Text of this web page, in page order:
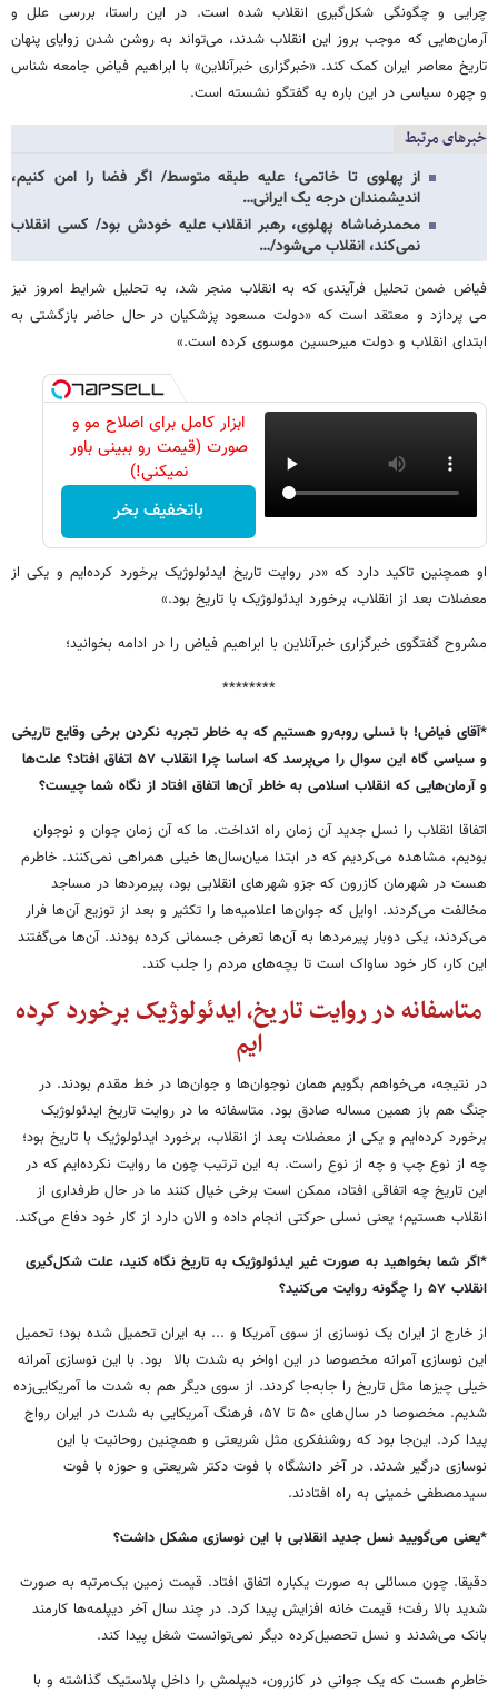
چرایی و چگونگی شکل‌گیری انقلاب شده است. در این راستا، بررسی علل و
آرمان‌هایی که موجب بروز این انقلاب شدند، می‌تواند به روشن شدن زوایای پنهان
تاریخ معاصر ایران کمک کند. «خبرگزاری خبرآنلاین» با ابراهیم فیاض جامعه شناس
و چهره سیاسی در این باره به گفتگو نشسته است.
خبرهای مرتبط
از پهلوی تا خاتمی؛ علیه طبقه متوسط/ اگر فضا را امن کنیم،
اندیشمندان درجه یک ایرانی…
محمدرضاشاه‌ پهلوی، رهبر انقلاب علیه خودش بود/ کسی انقلاب
نمی‌کند، انقلاب می‌شود/…
فیاض ضمن تحلیل فرآیندی که به انقلاب منجر شد، به تحلیل شرایط امروز نیز
می پردازد و معتقد است که «دولت مسعود پزشکیان در حال حاضر بازگشتی به
ابتدای انقلاب و دولت میرحسین موسوی کرده است.»
ابزار کامل برای اصلاح مو و
صورت (قیمت رو ببینی باور
نمیکنی!)
باتخفیف بخر
او همچنین تاکید دارد که «در روایت تاریخ ایدئولوژیک برخورد کرده‌ایم و یکی از
معضلات بعد از انقلاب، برخورد ایدئولوژیک با تاریخ بود.»
مشروح گفتگوی خبرگزاری خبرآنلاین با ابراهیم فیاض را در ادامه بخوانید؛
********
*آقای فیاض! با نسلی روبهرو هستیم که به خاطر تجربه نکردن برخی وقایع تاریخی
و سیاسی گاه این سوال را می‌پرسد که اساسا چرا انقلاب ۵۷ اتفاق افتاد؟ علت‌ها
و آرمان‌هایی که انقلاب اسلامی به خاطر آن‌ها اتفاق افتاد از نگاه شما چیست؟
اتفاقا انقلاب را نسل جدید آن زمان راه انداخت. ما که آن زمان جوان و نوجوان
بودیم، مشاهده می‌کردیم که در ابتدا میانسالها خیلی همراهی نمی‌کنند. خاطرم
هست در شهرمان کازرون که جزو شهرهای انقلابی بود، پیرمردها در مساجد
مخالفت میکردند. اوایل که جوان‌ها اعلامیه‌ها را تکثیر و بعد از توزیع آن‌ها فرار
می‌کردند، یکی دوبار پیرمردها به آن‌ها تعرض جسمانی کرده بودند. آن‌ها میگفتند
این کار، کار خود ساواک است تا بچههای مردم را جلب کند.
متاسفانه در روایت تاریخ، ایدئولوژیک برخورد کرده
ایم
در نتیجه، میخواهم بگویم همان نوجوانها و جوانها در خط مقدم بودند. در
جنگ هم باز همین مساله صادق بود. متاسفانه ما در روایت تاریخ ایدئولوژیک
برخورد کرده‌ایم و یکی از معضلات بعد از انقلاب، برخورد ایدئولوژیک با تاریخ بود؛
چه از نوع چپ و چه از نوع راست. به این ترتیب چون ما روایت نکرده‌ایم که در
این تاریخ چه اتفاقی افتاد، ممکن است برخی خیال کنند ما در حال طرفداری از
انقلاب هستیم؛ یعنی نسلی حرکتی انجام داده و الان دارد از کار خود دفاع می‌کند.
*اگر شما بخواهید به صورت غیر ایدئولوژیک به تاریخ نگاه کنید، علت شکلگیری
انقلاب ۵۷ را چگونه روایت می‌کنید؟
از خارج از ایران یک نوسازی از سوی آمریکا و ... به ایران تحمیل شده بود؛ تحمیل
این نوسازی آمرانه مخصوصا در این اواخر به شدت بالا بود. با این نوسازی آمرانه
خیلی چیزها مثل تاریخ را جابهجا کردند. از سوی دیگر هم به شدت ما آمریکاییزده
شدیم. مخصوصا در سال‌های ۵۰ تا ۵۷، فرهنگ آمریکایی به شدت در ایران رواج
پیدا کرد. این‌جا بود که روشنفکری مثل شریعتی و همچنین روحانیت با این
نوسازی درگیر شدند. در آخر دانشگاه با فوت دکتر شریعتی و حوزه با فوت
سیدمصطفی خمینی به راه افتادند.
*یعنی میگویید نسل جدید انقلابی با این نوسازی مشکل داشت؟
دقیقا. چون مسائلی به صورت یکباره اتفاق افتاد. قیمت زمین یکمرتبه به صورت
شدید بالا رفت؛ قیمت خانه افزایش پیدا کرد. در چند سال آخر دیپلمه‌ها کارمند
بانک میشدند و نسل تحصیلکرده دیگر نمی‌توانست شغل پیدا کند.
خاطرم هست که یک جوانی در کازرون، دیپلمش را داخل پلاستیک گذاشته و با